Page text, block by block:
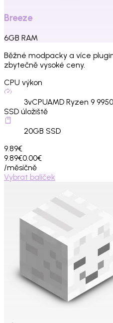
Breeze
6GB RAM
Běžné modpacky a více
zbytečně vysoké ceny.
CPU výkon
3vCPUAMD Ryzen 9
SSD úložiště
20GB SSD
9.89€
9.89€0.00€
/měsíčně
Vybrat balíček